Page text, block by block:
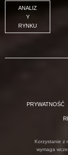
ANALIZ
Y
RYNKU
PRYWATNOŚĆ
Korzystanie z
wymaga